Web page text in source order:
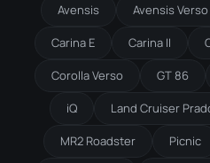
Avensis Avensis Verso
Carina E Carina II
Corolla Verso GT 86
iQ Land Cruiser
MR2 Roadster Picnic